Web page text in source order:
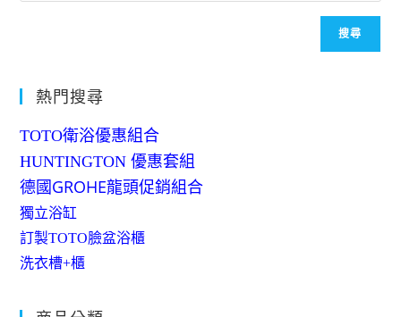
搜尋
熱門搜尋
TOTO衛浴優惠組合
HUNTINGTON 優惠套組
德國GROHE龍頭促銷組合
獨立浴缸
訂製TOTO臉盆浴櫃
洗衣槽+櫃